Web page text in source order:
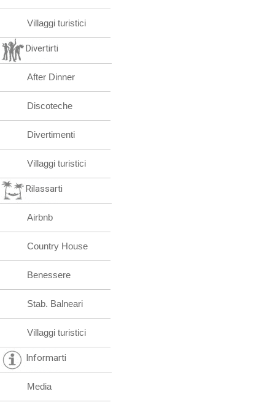
Villaggi turistici
Divertirti
After Dinner
Discoteche
Divertimenti
Villaggi turistici
Rilassarti
Airbnb
Country House
Benessere
Stab. Balneari
Villaggi turistici
Informarti
Media